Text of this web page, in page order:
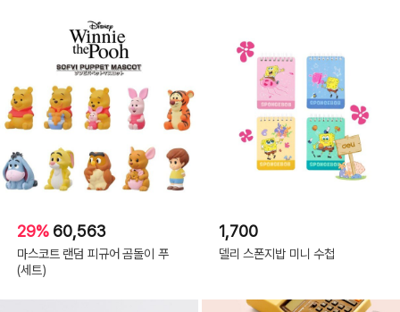
Ceramic Glay
29% 60,563
마스코트 랜덤 피규어 곰돌이 푸
(세트)
1,700
델리 스폰지밥 미니 수첩